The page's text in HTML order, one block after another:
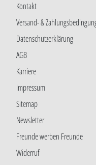
Kontakt
Versand- &
Datenschutzerklärung
AGB
Karriere
Impressum
Sitemap
Newsletter
Freunde werben Freunde
Widerruf